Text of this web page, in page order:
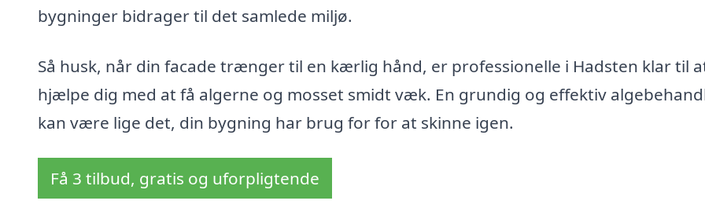
bygninger bidrager til det samlede miljø.
Så husk, når din facade trænger til en kærlig hånd, er professionelle i Hadsten klar til
hjælpe dig med at få algerne og mosset smidt væk. En grundig og effektiv
kan være lige det, din bygning har brug for for at skinne igen.
Få 3 tilbud, gratis og uforpligtende